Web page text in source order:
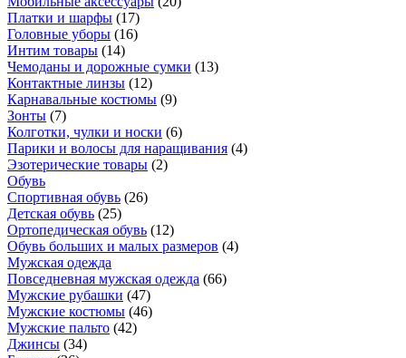
Платки и шарфы (17)
Головные уборы (16)
Интим товары (14)
Чемоданы и дорожные сумки (13)
Контактные линзы (12)
Карнавальные костюмы (9)
Зонты (7)
Колготки, чулки и носки (6)
Парики и волосы для наращивания (4)
Эзотерические товары (2)
Обувь
Спортивная обувь (26)
Детская обувь (25)
Ортопедическая обувь (12)
Обувь больших и малых размеров (4)
Мужская одежда
Повседневная мужская одежда (66)
Мужские рубашки (47)
Мужские костюмы (46)
Мужские пальто (42)
Джинсы (34)